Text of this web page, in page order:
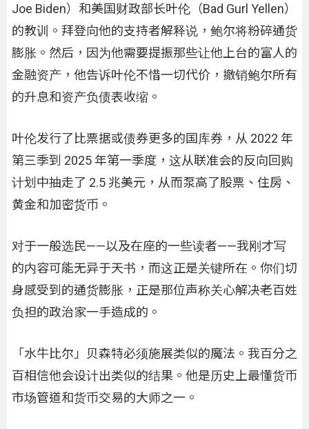
Joe Biden）和美国财政部长叶伦（Bad Gurl Yellen）
的教训。拜登向他的支持者解释说，鲍尔将粉碎通货
膨胀。然后，因为他需要提振那些让他上台的富人的
金融资产，他告诉叶伦不惜一切代价，撤销鲍尔所有
的升息和资产负债表收缩。
叶伦发行了比票据或债券更多的国库券，从 2022 年
第三季到 2025 年第一季度，这从联准会的反向回购
计划中抽走了 2.5 兆美元，从而泵高了股票、住房、
黄金和加密货币。
对于一般选民——以及在座的一些读者——我刚才写
的内容可能无异于天书，而这正是关键所在。你们切
身感受到的通货膨胀，正是那位声称关心解决老百姓
负担的政治家一手造成的。
「水牛比尔」贝森特必须施展类似的魔法。我百分之
百相信他会设计出类似的结果。他是历史上最懂货币
市场管道和货币交易的大师之一。